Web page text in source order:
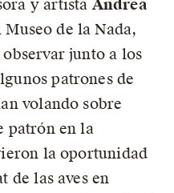
y artista Andrea
de la Nada,
junto a los
patrones de
volando sobre
patrón en la
la oportunidad
de las aves en